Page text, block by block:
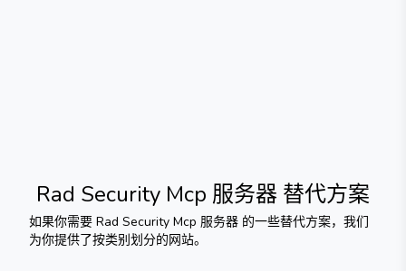
Rad Security Mcp 服务器 替代方案
如果你需要 Rad Security Mcp 服务器 的一些替代方案，我们
为你提供了按类别划分的网站。